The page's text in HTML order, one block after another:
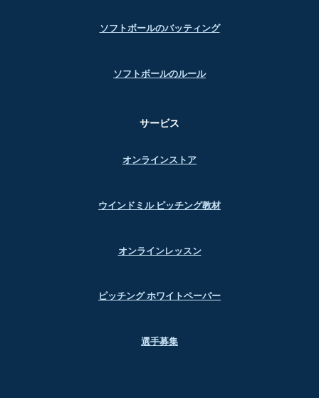
ソフトボールのバッティング
ソフトボールのルール
サービス
オンラインストア
ウインドミル ピッチング教材
オンラインレッスン
ピッチング ホワイトペーパー
選手募集